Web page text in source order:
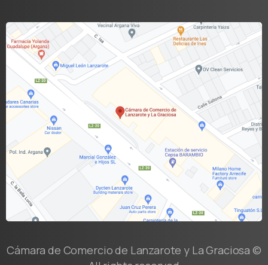
Cámara de Comercio de Lanzarote y La Graciosa ©